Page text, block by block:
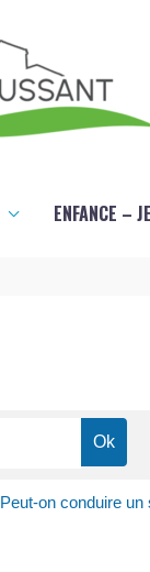
ENFANCE –
Peut-on conduire